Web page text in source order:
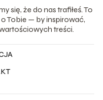
się, że do nas trafiłeś. To
Tobie — by inspirować,
treści.